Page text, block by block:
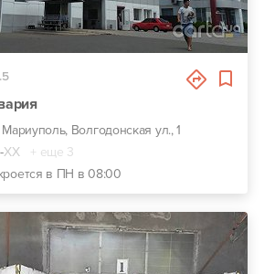
Мариуполь, Волгодонская ул., 1
ХХ
+ еще 3
в ПН в 08:00